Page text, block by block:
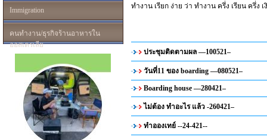
Immigration
คนทำงาน/ธุรกิจร้านอาหารใน
ออสเตรเลีย
ทำงาน เรียก ง่าย ว่า ทำงาน ครึ่ง เรียน ครึ่ง
ประชุมติดตามผล —100521–
วันที่11 ของ boarding —080521–
Boarding house —280421–
ไม่ต้อง ทำอะไร แล้ว -260421–
ทำอองเทย์ --24-421--